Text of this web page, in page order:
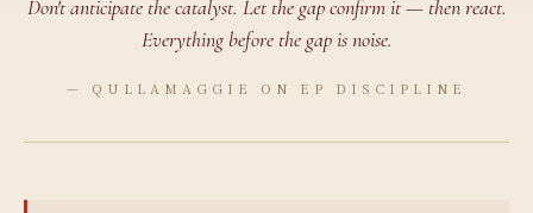
Don't anticipate the catalyst. Let the gap confirm it — then react.
Everything before the gap is noise.
— QULLAMAGGIE ON EP DISCIPLINE